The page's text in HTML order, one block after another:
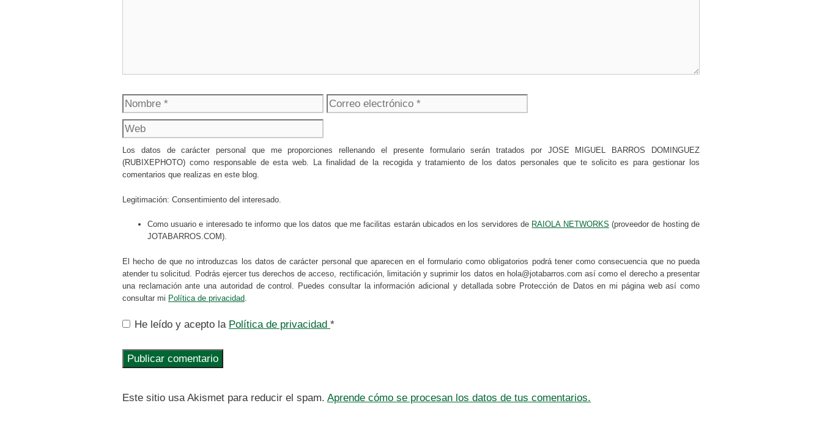
Nombre
Correo
electrónico
Los datos de carácter personal que me proporciones rellenando el presente formulario serán tratados por JOSE MIGUEL BARROS DOMINGUEZ
(RUBIXEPHOTO) como responsable de esta web. La finalidad de la recogida y tratamiento de los datos personales que te solicito es para gestionar los
comentarios que realizas en este blog.
Legitimación: Consentimiento del interesado.
Como usuario e interesado te informo que los datos que me facilitas estarán ubicados en los servidores de RAIOLA NETWORKS (proveedor de hosting de
JOTABARROS.COM).
El hecho de que no introduzcas los datos de carácter personal que aparecen en el formulario como obligatorios podrá tener como consecuencia que no pueda
atender tu solicitud. Podrás ejercer tus derechos de acceso, rectificación, limitación y suprimir los datos en hola@jotabarros.com así como el derecho a presentar
una reclamación ante una autoridad de control. Puedes consultar la información adicional y detallada sobre Protección de Datos en mi página web así como
consultar mi Política de privacidad
He leído y acepto la Política de privacidad *
Este sitio usa Akismet para reducir el spam. Aprende cómo se procesan los datos de tus comentarios.